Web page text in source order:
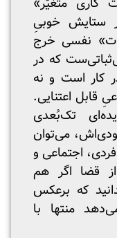
ستایش خوبیِ
نفسی خرج
که در
کار است و نه
قابل اعتنایی.
تک‌بُعدی
می‌توان
اجتماعی و
قضا اگر هم
که برعکس
منتها با